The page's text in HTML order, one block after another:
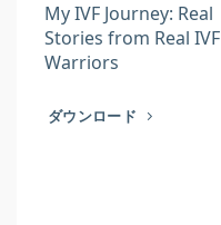
My IVF Journey: Real
Stories from Real IVF
Warriors
ダウンロード